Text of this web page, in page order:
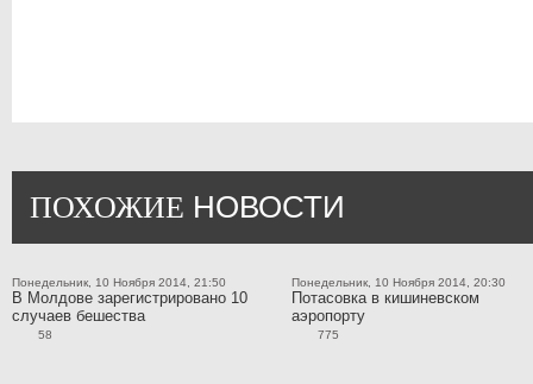
ПОХОЖИЕ НОВОСТИ
Понедельник, 10 Ноября 2014, 21:50
В Молдове зарегистрировано 10
случаев бешества
58
Понедельник, 10 Ноября 2014, 20:30
Потасовка в кишиневском
аэропорту
775